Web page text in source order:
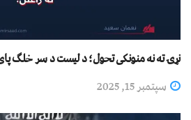
نړۍ ته نه منونکی تحول؛ د لیست د سر خلګ
سپتمبر 15, 2025